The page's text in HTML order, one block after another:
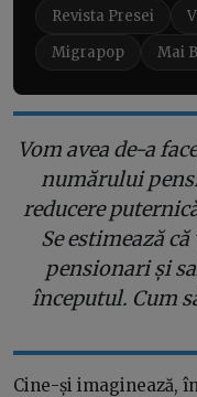
Revista Presei
Migrapop
Mai
Vom avea de-a
numărului
reducere
Se estimează
pensionari și
începutul. Cum
Cine-și imaginează,